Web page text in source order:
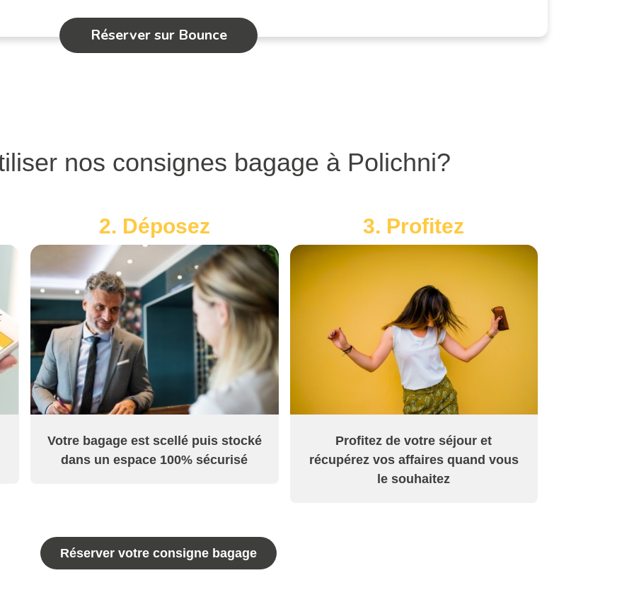
Réserver sur Bounce
nos consignes bagage à Polichni?
2. Déposez
Votre bagage est scellé puis stocké
dans un espace 100% sécurisé
3. Profitez
Profitez de votre séjour et
récupérez vos affaires quand vous
le souhaitez
Réserver votre consigne bagage